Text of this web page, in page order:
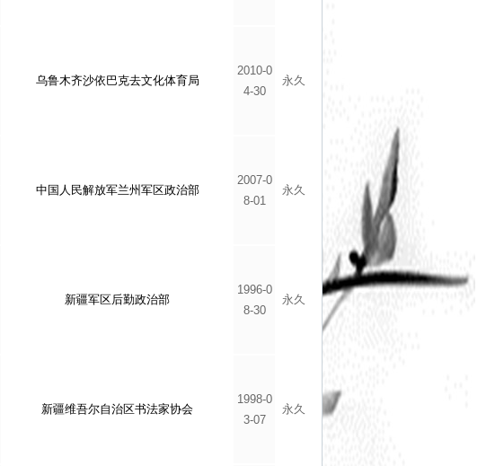
乌鲁木齐沙依巴克去文化体育局
2010-0
4-30
永久
中国人民解放军兰州军区政治部
2007-0
8-01
永久
新疆军区后勤政治部
1996-0
8-30
永久
新疆维吾尔自治区书法家协会
1998-0
3-07
永久